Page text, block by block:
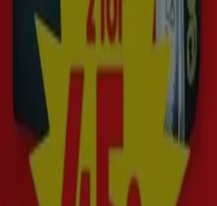
Upptäck de bästa erbjudandena för Prima under
augusti 2026!
Denna månad, augusti år 2026, är vi glada att kunna
erbjuda dig de mest attraktiva och konkurrenskraftiga
erbjudandena för Prima i hela Sverige. På Tiendeo
strävar vi efter att ge dig tillgång till ett brett utbud av
erbjudanden, så att du kan hitta exakt det du behöver till
oslagbara priser.
Vi vet hur viktigt det är att få ut det mesta av dina köp.
Därför har vi noggrant valt ut en mängd erbjudanden för
Prima, så att du kan njuta av högkvalitativa varumärken
utan att spräcka din budget. Vårt utbud omfattar en stor
variation av alternativ för att tillgodose alla dina behov
och preferenser, vilket gör varje köp till en chans att
spara pengar.